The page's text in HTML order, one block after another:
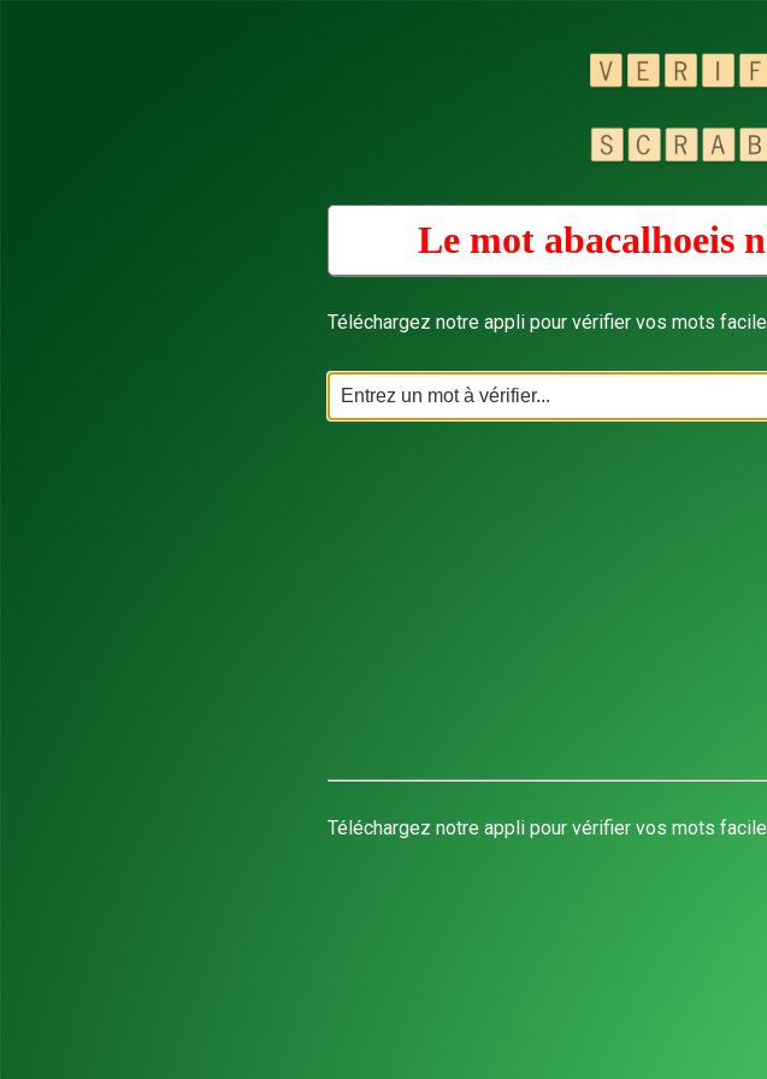
Le mot abacalhoeis
Téléchargez notre appli pour vérifier vos mots
Téléchargez notre appli pour vérifier vos mots